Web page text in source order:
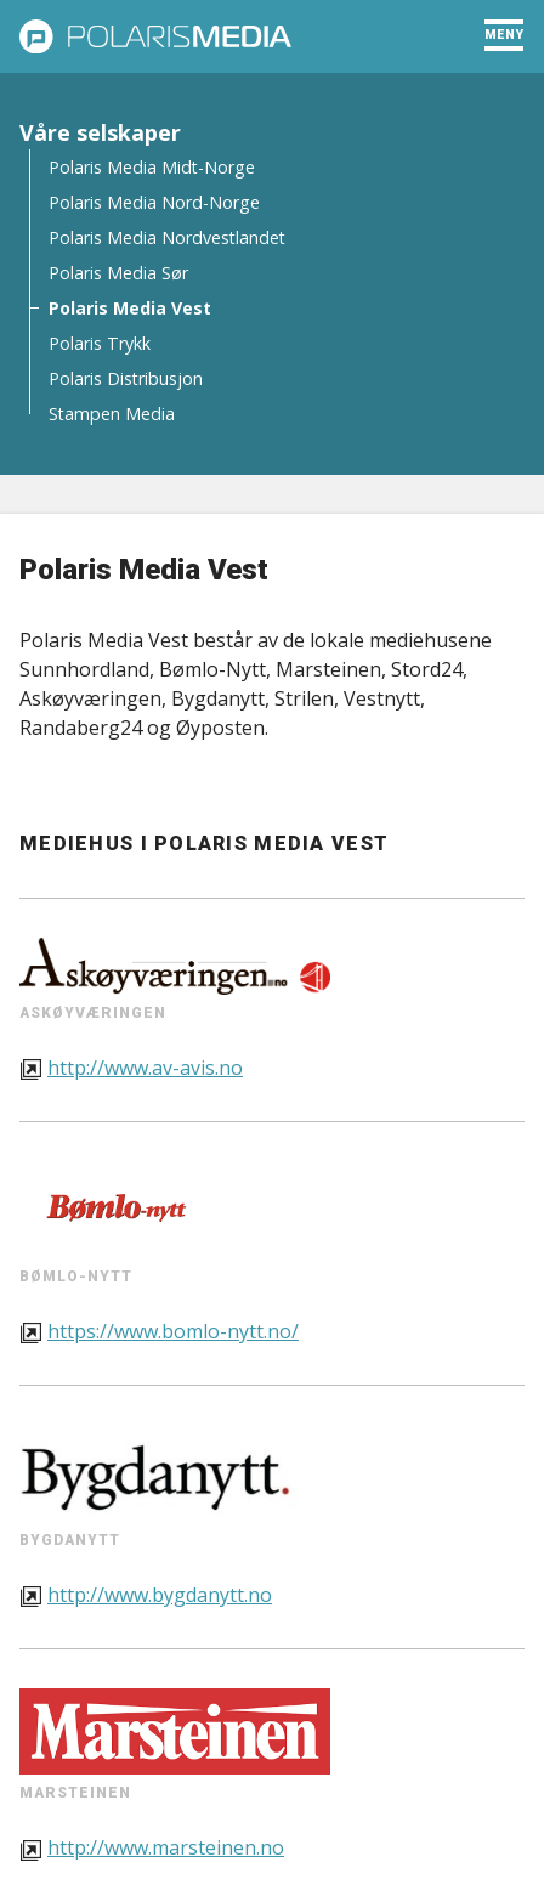
MENY
Våre selskaper
Polaris Media Midt-Norge
Polaris Media Nord-Norge
Polaris Media Nordvestlandet
Polaris Media Sør
Polaris Media Vest
Polaris Trykk
Polaris Distribusjon
Stampen Media
Polaris Media Vest
Polaris Media Vest består av de lokale mediehusene
Sunnhordland, Bømlo-Nytt, Marsteinen, Stord24,
Askøyværingen, Bygdanytt, Strilen, Vestnytt,
Randaberg24 og Øyposten.
MEDIEHUS I POLARIS MEDIA VEST
ASKØYVÆRINGEN
http://www.av-avis.no
BØMLO-NYTT
https://www.bomlo-nytt.no/
BYGDANYTT
http://www.bygdanytt.no
MARSTEINEN
http://www.marsteinen.no